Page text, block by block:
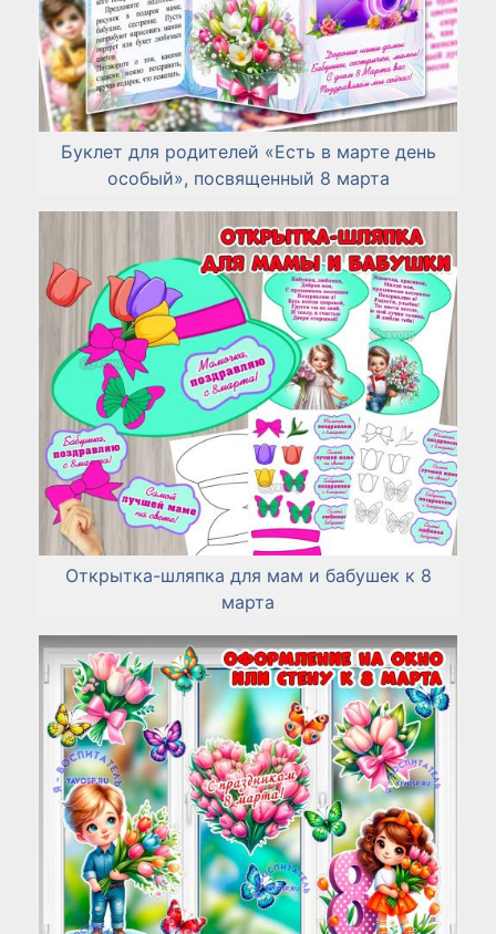
Буклет для родителей «Есть в марте день
особый», посвященный 8 марта
Открытка-шляпка для мам и бабушек к 8
марта